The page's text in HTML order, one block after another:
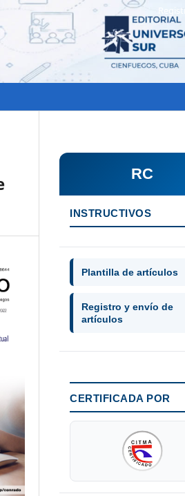
RC
INSTRUCTIVOS
Plantilla de artículos
Registro y envío de
artículos
CERTIFICADA POR